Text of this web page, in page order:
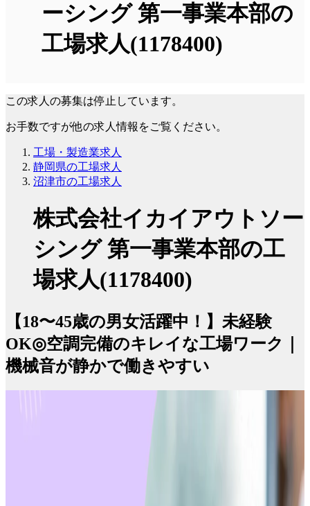
ーシング 第一事業本部の
工場求人(1178400)
この求人の募集は停止しています。
お手数ですが他の求人情報をご覧ください。
工場・製造業求人
静岡県の工場求人
沼津市の工場求人
株式会社イカイアウトソー
シング 第一事業本部の工
場求人(1178400)
【18〜45歳の男女活躍中！】未経験
OK◎空調完備のキレイな工場ワーク｜
機械音が静かで働きやすい